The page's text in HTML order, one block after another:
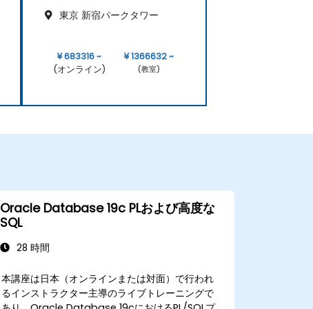
東京 新宿パークタワー
¥ 683316 ~
(オンライン)
¥ 1366632 ~
(教室)
Oracle Database 19c PLおよび高度な
SQL
28 時間
本講座は日本（オンラインまたは対面）で行われ
るインストラクター主導のライブトレーニングで